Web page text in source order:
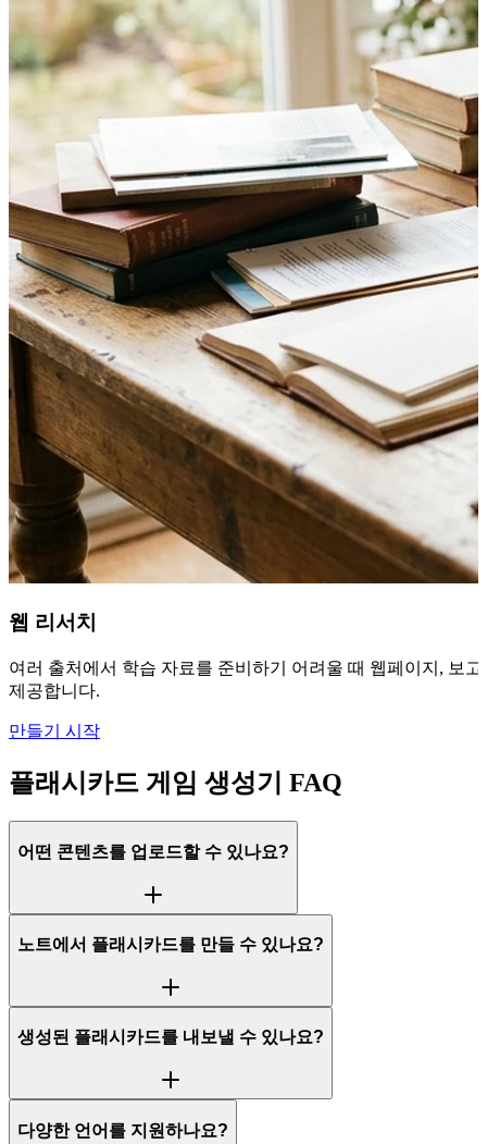
웹 리서치
여러 출처에서 학습 자료를 준비하기 어려울 때 웹페이지, 보
제공합니다.
만들기 시작
플래시카드 게임 생성기 FAQ
어떤 콘텐츠를 업로드할 수 있나요?
노트에서 플래시카드를 만들 수 있나요?
생성된 플래시카드를 내보낼 수 있나요?
다양한 언어를 지원하나요?